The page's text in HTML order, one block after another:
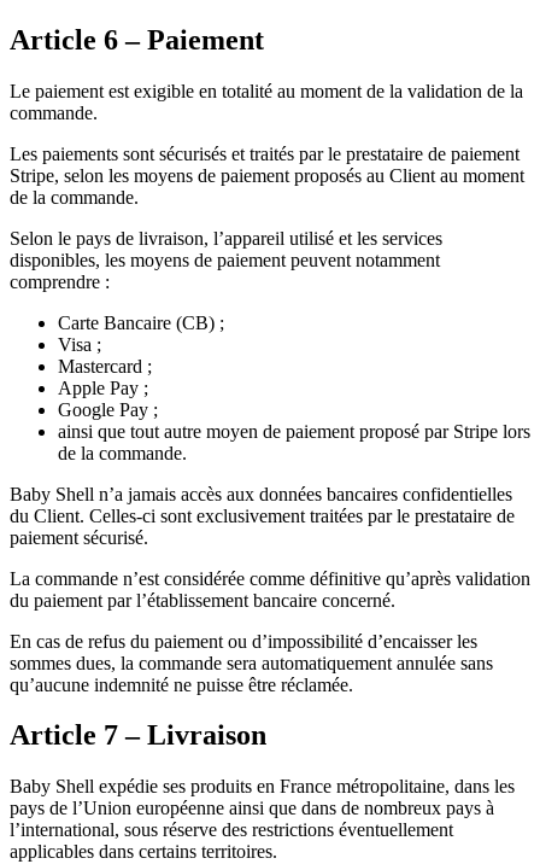
Article 6 – Paiement
Le paiement est exigible en totalité au moment de la validation de la
commande.
Les paiements sont sécurisés et traités par le prestataire de paiement
Stripe, selon les moyens de paiement proposés au Client au moment
de la commande.
Selon le pays de livraison, l’appareil utilisé et les services
disponibles, les moyens de paiement peuvent notamment
comprendre :
Carte Bancaire (CB) ;
Visa ;
Mastercard ;
Apple Pay ;
Google Pay ;
ainsi que tout autre moyen de paiement proposé par Stripe lors
de la commande.
Baby Shell n’a jamais accès aux données bancaires confidentielles
du Client. Celles-ci sont exclusivement traitées par le prestataire de
paiement sécurisé.
La commande n’est considérée comme définitive qu’après validation
du paiement par l’établissement bancaire concerné.
En cas de refus du paiement ou d’impossibilité d’encaisser les
sommes dues, la commande sera automatiquement annulée sans
qu’aucune indemnité ne puisse être réclamée.
Article 7 – Livraison
Baby Shell expédie ses produits en France métropolitaine, dans les
pays de l’Union européenne ainsi que dans de nombreux pays à
l’international, sous réserve des restrictions éventuellement
applicables dans certains territoires.